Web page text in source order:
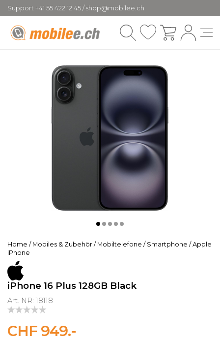
Support +41 55 422 12 45 / shop@mobilee.ch
Home / Mobiles & Zubehör / Mobiltelefone / Smartphone / Apple
iPhone
iPhone 16 Plus 128GB Black
Art. NR: 18118
CHF 949.-